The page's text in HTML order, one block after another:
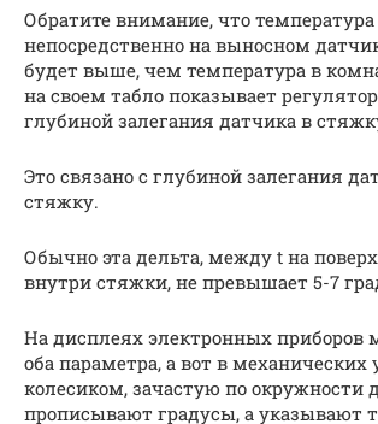
Обратите внимание, что температура
непосредственно на выносном
будет выше, чем температура в
на своем табло показывает
глубиной залегания датчика в
Это связано с глубиной залегания
стяжку.
Обычно эта дельта, между t на
внутри стяжки, не превышает 5-7
На дисплеях электронных приборов
оба параметра, а вот в механических
колесиком, зачастую по окружности
прописывают градусы, а указывают